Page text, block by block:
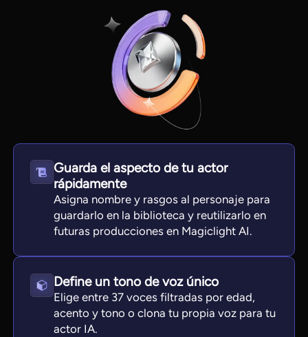
Guarda el aspecto de tu actor
rápidamente
Asigna nombre y rasgos al personaje para
guardarlo en la biblioteca y reutilizarlo en
futuras producciones en Magiclight AI.
Define un tono de voz único
Elige entre 37 voces filtradas por edad,
acento y tono o clona tu propia voz para tu
actor IA.